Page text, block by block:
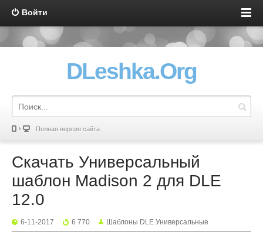
Войти
DLeshka.Org
Полная версия сайта
Скачать Универсальный
шаблон Madison 2 для DLE
12.0
6-11-2017 6 770 Шаблоны DLE Универсальные